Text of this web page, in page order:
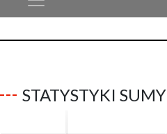
STATYSTYKI SUMY